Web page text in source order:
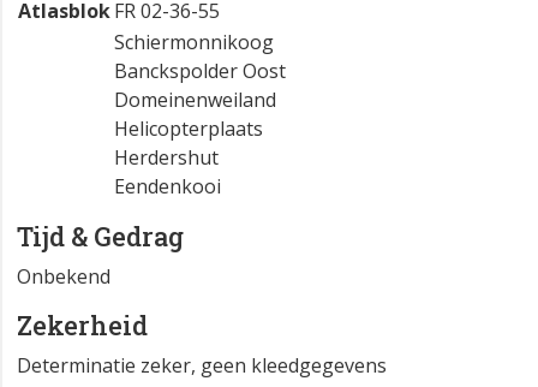
AtlasblokFR 02-36-55
Schiermonnikoog
Banckspolder Oost
Domeinenweiland
Helicopterplaats
Herdershut
Eendenkooi
Tijd & Gedrag
Onbekend
Zekerheid
Determinatie zeker, geen kleedgegevens